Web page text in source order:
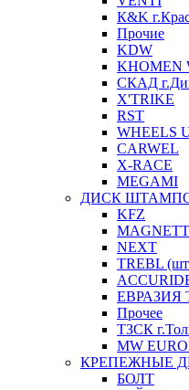
К&K
Прочие
KDW
KHOMEN
СКАД
X'TRIKE
RST
WHEELS
CARWEL
X-RACE
MEGAMI
ДИСК
KFZ
NEXT
TREBL
ЕВРАЗИЯ
Прочее
ТЗСК
MW
КРЕПЕЖНЫЕ
БОЛТ